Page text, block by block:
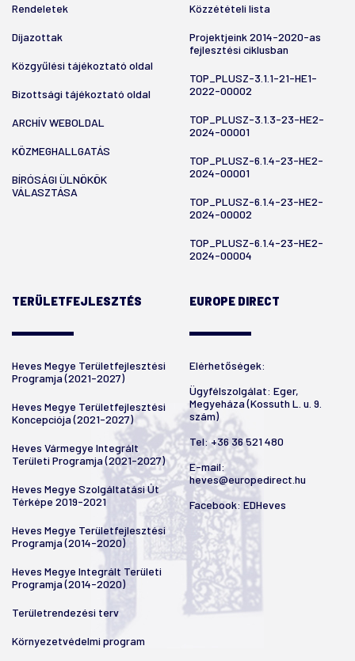
Rendeletek
Díjazottak
Közgyűlési tájékoztató oldal
Bizottsági tájékoztató oldal
ARCHÍV WEBOLDAL
KÖZMEGHALLGATÁS
BÍRÓSÁGI ÜLNÖKÖK
VÁLASZTÁSA
Közzétételi lista
Projektjeink 2014-2020-as
fejlesztési ciklusban
TOP_PLUSZ-3.1.1-21-HE1-
2022-00002
TOP_PLUSZ-3.1.3-23-HE2-
2024-00001
TOP_PLUSZ-6.1.4-23-HE2-
2024-00001
TOP_PLUSZ-6.1.4-23-HE2-
2024-00002
TOP_PLUSZ-6.1.4-23-HE2-
2024-00004
TERÜLETFEJLESZTÉS
Heves Megye Területfejlesztési
Programja (2021-2027)
Heves Megye Területfejlesztési
Koncepciója (2021-2027)
Heves Vármegye Integrált
Területi Programja (2021-2027)
Heves Megye Szolgáltatási Út
Térképe 2019-2021
Heves Megye Területfejlesztési
Programja (2014-2020)
Heves Megye Integrált Területi
Programja (2014-2020)
Területrendezési terv
Környezetvédelmi program
EUROPE DIRECT
Elérhetőségek:
Ügyfélszolgálat: Eger,
Megyeháza (Kossuth L. u. 9.
szám)
Tel:+36 36 521 480
E-mail:
heves@europedirect.hu
Facebook: EDHeves